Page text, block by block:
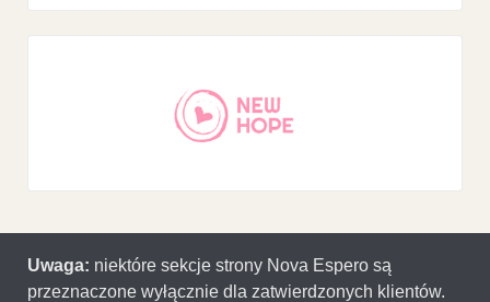
Uwaga: niektóre sekcje strony Nova Espero są
przeznaczone wyłącznie dla zatwierdzonych klientów.